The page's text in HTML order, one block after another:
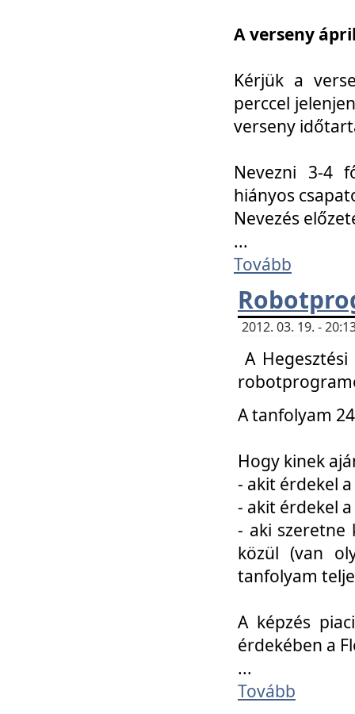
A verseny
Kérjük a
perccel
verseny
Nevezni 3-4
hiányos
Nevezés
...
Tovább
2012. 03. 19. -
A
A tanfolyam
Hogy kinek
- akit érdekel
- akit érdekel
- aki szeretne
közül (van
tanfolyam
A képzés
érdekében a
...
Tovább